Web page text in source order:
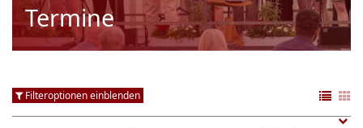
Termine
Filteroptionen einblenden